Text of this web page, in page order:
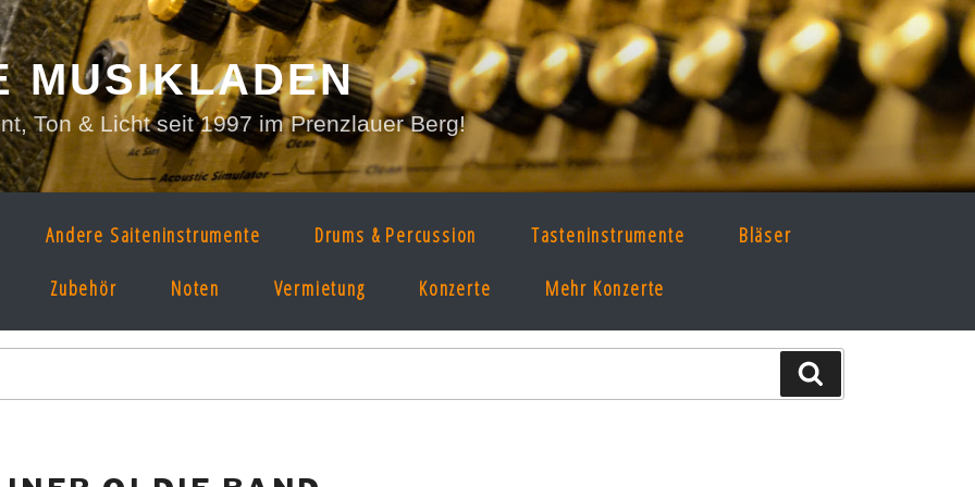
MUSIKLADEN
Ton & Licht seit 1997 im Prenzlauer Berg!
Andere Saiteninstrumente Drums & Percussion Tasteninstrumente Bläser
Zubehör Noten Vermietung Konzerte Mehr Konzerte